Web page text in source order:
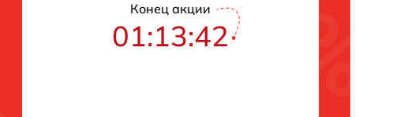
Конец акции
01:13:42